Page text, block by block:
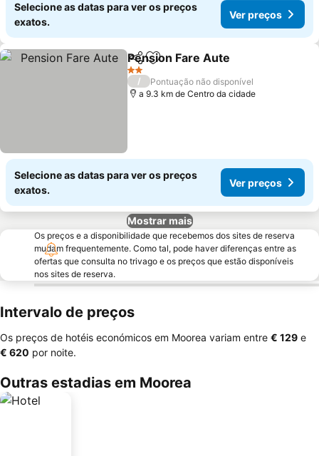
Selecione as datas para ver os preços
exatos.
Ver preços
PartilharAdicionar aos favoritos
Pension Fare Aute
2 Estrelas
/
Pontuação não disponível
a 9.3 km de Centro da cidade
Selecione as datas para ver os preços
exatos.
Ver preços
Mostrar mais
Os preços e a disponibilidade que recebemos dos sites de reserva
mudam frequentemente. Como tal, pode haver diferenças entre as
ofertas que consulta no trivago e os preços que estão disponíveis
nos sites de reserva.
Intervalo de preços
Os preços de hotéis económicos em Moorea variam entre ‎€ 129 e
‎€ 620 por noite.
Outras estadias em Moorea